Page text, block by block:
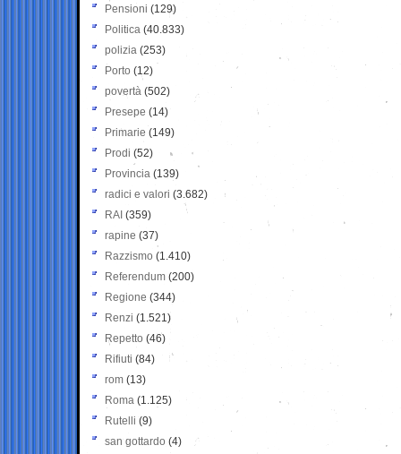
Pensioni (129)
Politica (40.833)
polizia (253)
Porto (12)
povertà (502)
Presepe (14)
Primarie (149)
Prodi (52)
Provincia (139)
radici e valori (3.682)
RAI (359)
rapine (37)
Razzismo (1.410)
Referendum (200)
Regione (344)
Renzi (1.521)
Repetto (46)
Rifiuti (84)
rom (13)
Roma (1.125)
Rutelli (9)
san gottardo (4)